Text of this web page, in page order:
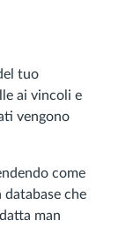
tuo
ai vincoli e
vengono
come
che
man